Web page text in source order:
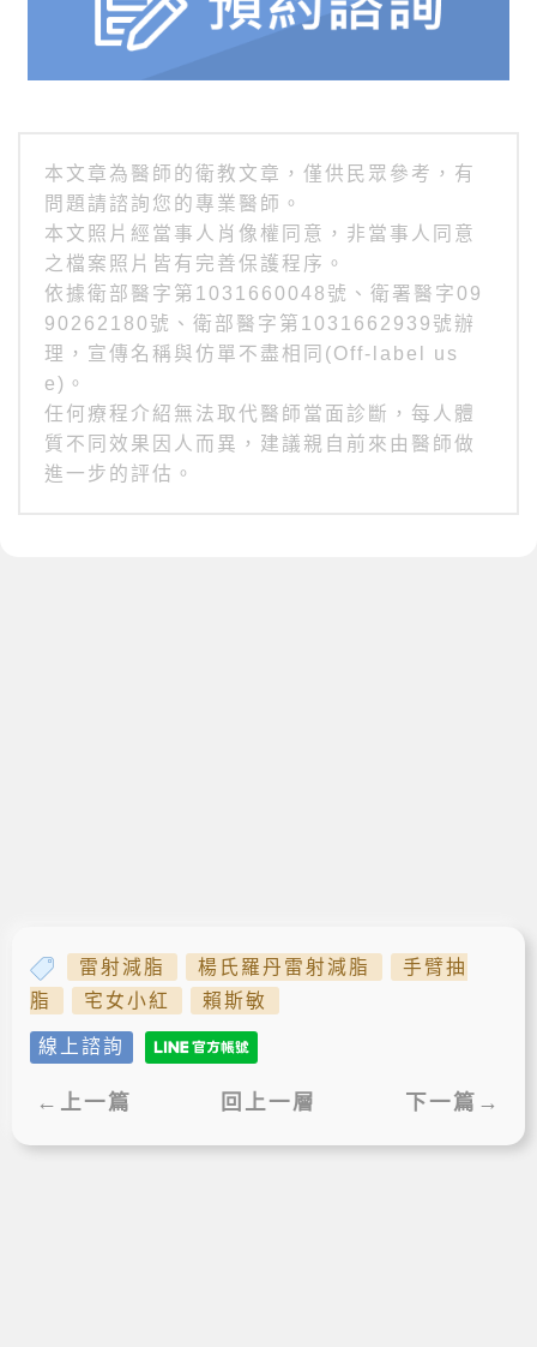
本文章為醫師的衛教文章，僅供民眾參考，有
問題請諮詢您的專業醫師。
本文照片經當事人肖像權同意，非當事人同意
之檔案照片皆有完善保護程序。
依據衛部醫字第1031660048號、衛署醫字09
90262180號、衛部醫字第1031662939號辦
理，宣傳名稱與仿單不盡相同(Off-label us
e)。
任何療程介紹無法取代醫師當面診斷，每人體
質不同效果因人而異，建議親自前來由醫師做
進一步的評估。
雷射減脂 楊氏羅丹雷射減脂
手臂抽
脂
宅女小紅 賴斯敏
線上諮詢
←上一篇 回上一層 下一篇→